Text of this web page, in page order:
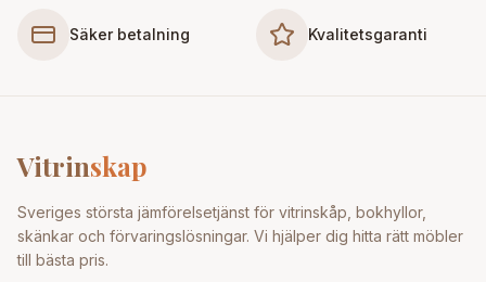
Säker betalning Kvalitetsgaranti
Vitrinskap
Sveriges största jämförelsetjänst för vitrinskåp, bokhyllor,
skänkar och förvaringslösningar. Vi hjälper dig hitta rätt möbler
till bästa pris.